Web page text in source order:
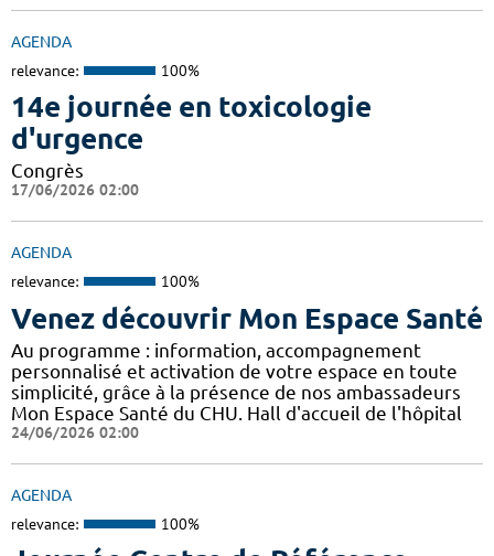
AGENDA
relevance: 100%
14e journée en toxicologie
d'urgence
Congrès
17/06/2026 02:00
AGENDA
relevance: 100%
Venez découvrir Mon Espace Santé
Au programme : information, accompagnement
personnalisé et activation de votre espace en toute
simplicité, grâce à la présence de nos ambassadeurs
Mon Espace Santé du CHU. Hall d'accueil de l'hôpital
24/06/2026 02:00
AGENDA
relevance: 100%